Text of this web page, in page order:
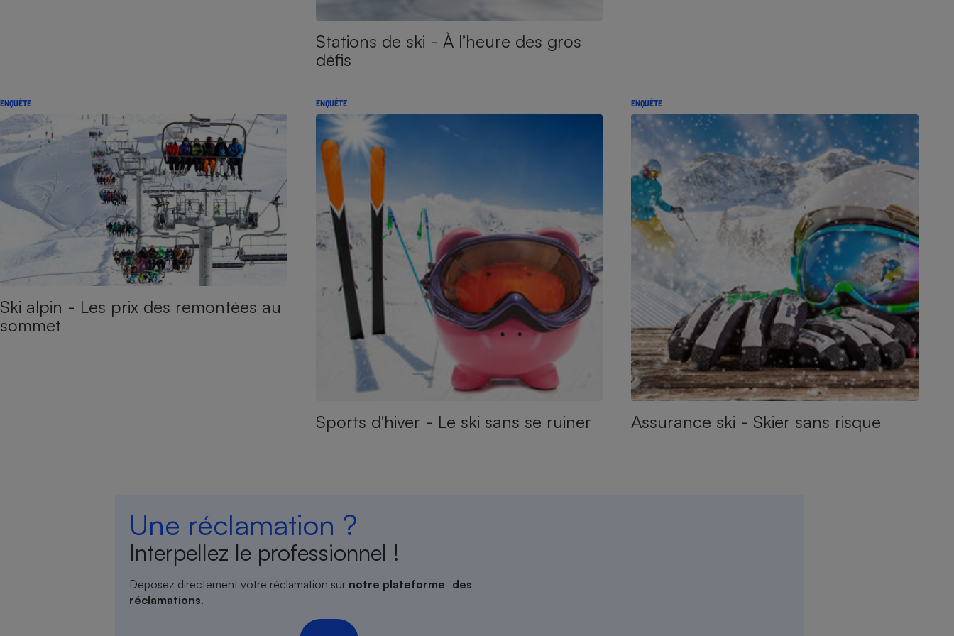
Stations de ski - À l’heure des gros
défis
ENQUÊTE
Ski alpin - Les prix des remontées au
sommet
ENQUÊTE
Sports d'hiver - Le ski sans se ruiner
ENQUÊTE
Assurance ski - Skier sans risque
Une réclamation ?
Interpellez le professionnel !
Déposez directement votre réclamation sur notre plateforme des
réclamations.